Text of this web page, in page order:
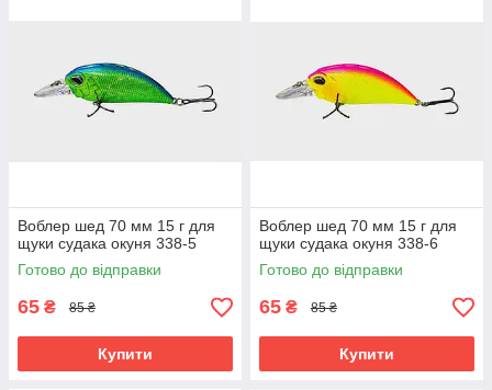
Воблер шед 70 мм 15 г для
щуки судака окуня 338-5
Готово до відправки
65 ₴ 85 ₴
Купити
Воблер шед 70 мм 15 г для
щуки судака окуня 338-6
Готово до відправки
65 ₴ 85 ₴
Купити